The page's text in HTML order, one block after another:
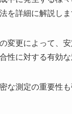
を詳細に解説しま
変更によって、
性に対する有効
な測定の重要性